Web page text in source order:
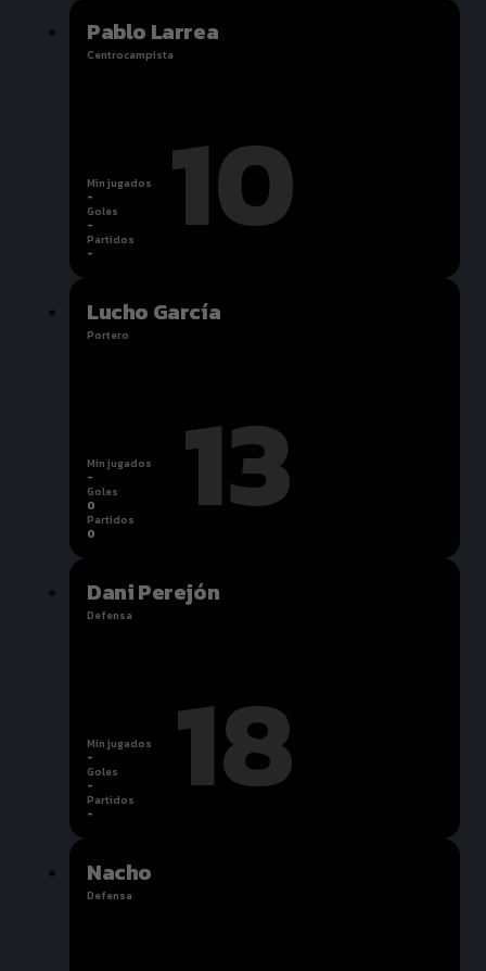
Pablo Larrea
Centrocampista
Min jugados
-
Goles
-
Partidos
-
10
Lucho García
Portero
Min jugados
-
Goles
0
Partidos
0
13
Dani Perejón
Defensa
Min jugados
-
Goles
-
Partidos
-
18
Nacho
Defensa